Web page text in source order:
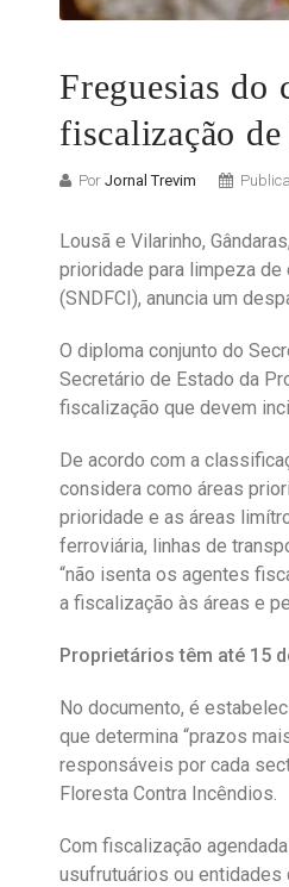
Freguesias do
fiscalização
Por Jornal Trevim
Lousã e Vilarinho,
prioridade para limpeza
(SNDFCI), anuncia um
O diploma conjunto do
Secretário de Estado da
fiscalização que devem
De acordo com a
considera como áreas
prioridade e as áreas
ferroviária, linhas de
“não isenta os agentes
a fiscalização às áreas e
Proprietários têm até 15
No documento, é
que determina “prazos
responsáveis por cada
Floresta Contra Incêndios.
Com fiscalização
usufrutuários ou